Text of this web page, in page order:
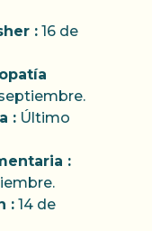
: 16 de
: Último
:
: 14 de